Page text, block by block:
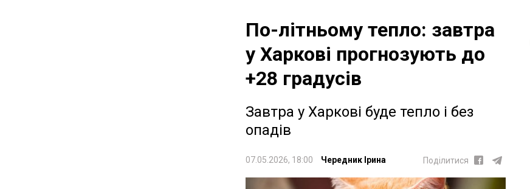
По-літньому тепло: завтра
у Харкові прогнозують до
+28 градусів
Завтра у Харкові буде тепло і без
опадів
07.05.2026, 18:00 Чередник Ірина Поділитися